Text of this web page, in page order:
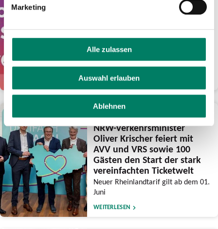
Marketing
Alle zulassen
Auswahl erlauben
Ablehnen
frühsommerliche Fahrten
Aktion ihre Tarifreformen und wollen
den Luftlinientarif noch bekannter
machen
WEITERLESEN
NRW-Verkehrsminister
Oliver Krischer feiert mit
AVV und VRS sowie 100
Gästen den Start der stark
vereinfachten Ticketwelt
Neuer Rheinlandtarif gilt ab dem 01.
Juni
WEITERLESEN